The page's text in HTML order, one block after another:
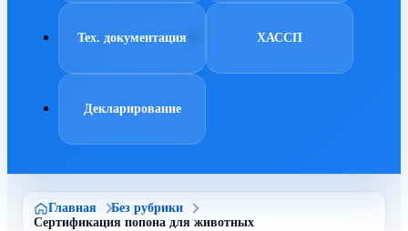
Тех. документация ХАССП
Декларирование
Главная
Без рубрики
Сертификация попона для животных